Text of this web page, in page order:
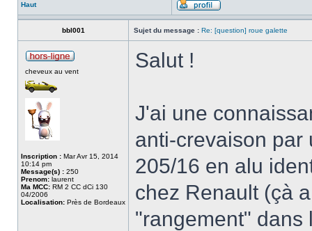
Haut
bbl001 Sujet du message : Re: [question] roue galette
cheveux au vent
Inscription : Mar Avr 15, 2014
10:14 pm
Message(s) : 250
Prenom: laurent
Ma MCC: RM 2 CC dCi 130
04/2006
Localisation: Près de Bordeaux
Salut !
J'ai une
anti-crevaison par
205/16 en alu
chez Renault (çà
"rangement" dans